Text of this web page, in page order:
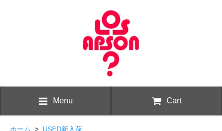
Menu Cart
ホーム > USED新入荷